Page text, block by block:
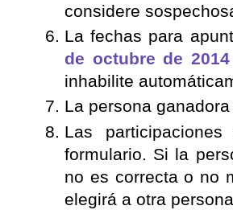
considere
La fechas para
de octubre de
inhabilite
La persona
Las
formulario. Si la
no es correcta o no
elegirá a otra